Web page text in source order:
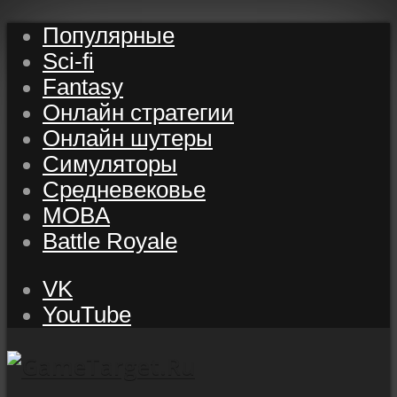
Популярные
Sci-fi
Fantasy
Онлайн стратегии
Онлайн шутеры
Симуляторы
Средневековье
MOBA
Battle Royale
VK
YouTube